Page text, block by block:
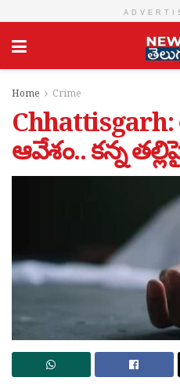
Home Crime
Chhattisgarh:
ఆవేశం.. కన్న